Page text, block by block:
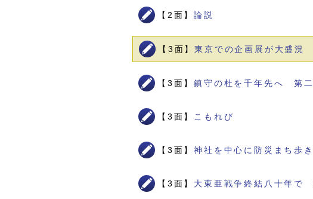
【2面】論説
【3面】東京での企画展が大盛
【3面】鎮守の杜を千年先へ 第
【3面】 こもれび
【3面】神社を中心に防災まち歩
【3面】 大東亜戦争終結八十年で